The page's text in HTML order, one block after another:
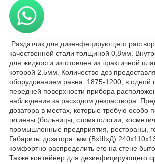
Раздатчик для дизенфецирующего
качественной стали толщиной 0,8мм.
для жидкости изготовлен из практичной
которой 2.5мм. Количество доз
оборудованием равна: 1875-1200, в одной
передней поверхности прибора
наблюдения за расходом дезраствора.
дозатора в местах, которые требую особо
гигиены (больницы, стоматологии,
промышленные предприятия, рестораны,
Габариты дозатора: мм (ВхШхД)
комфортно распределить его на стене
Также контейнер для дезинфицирующего